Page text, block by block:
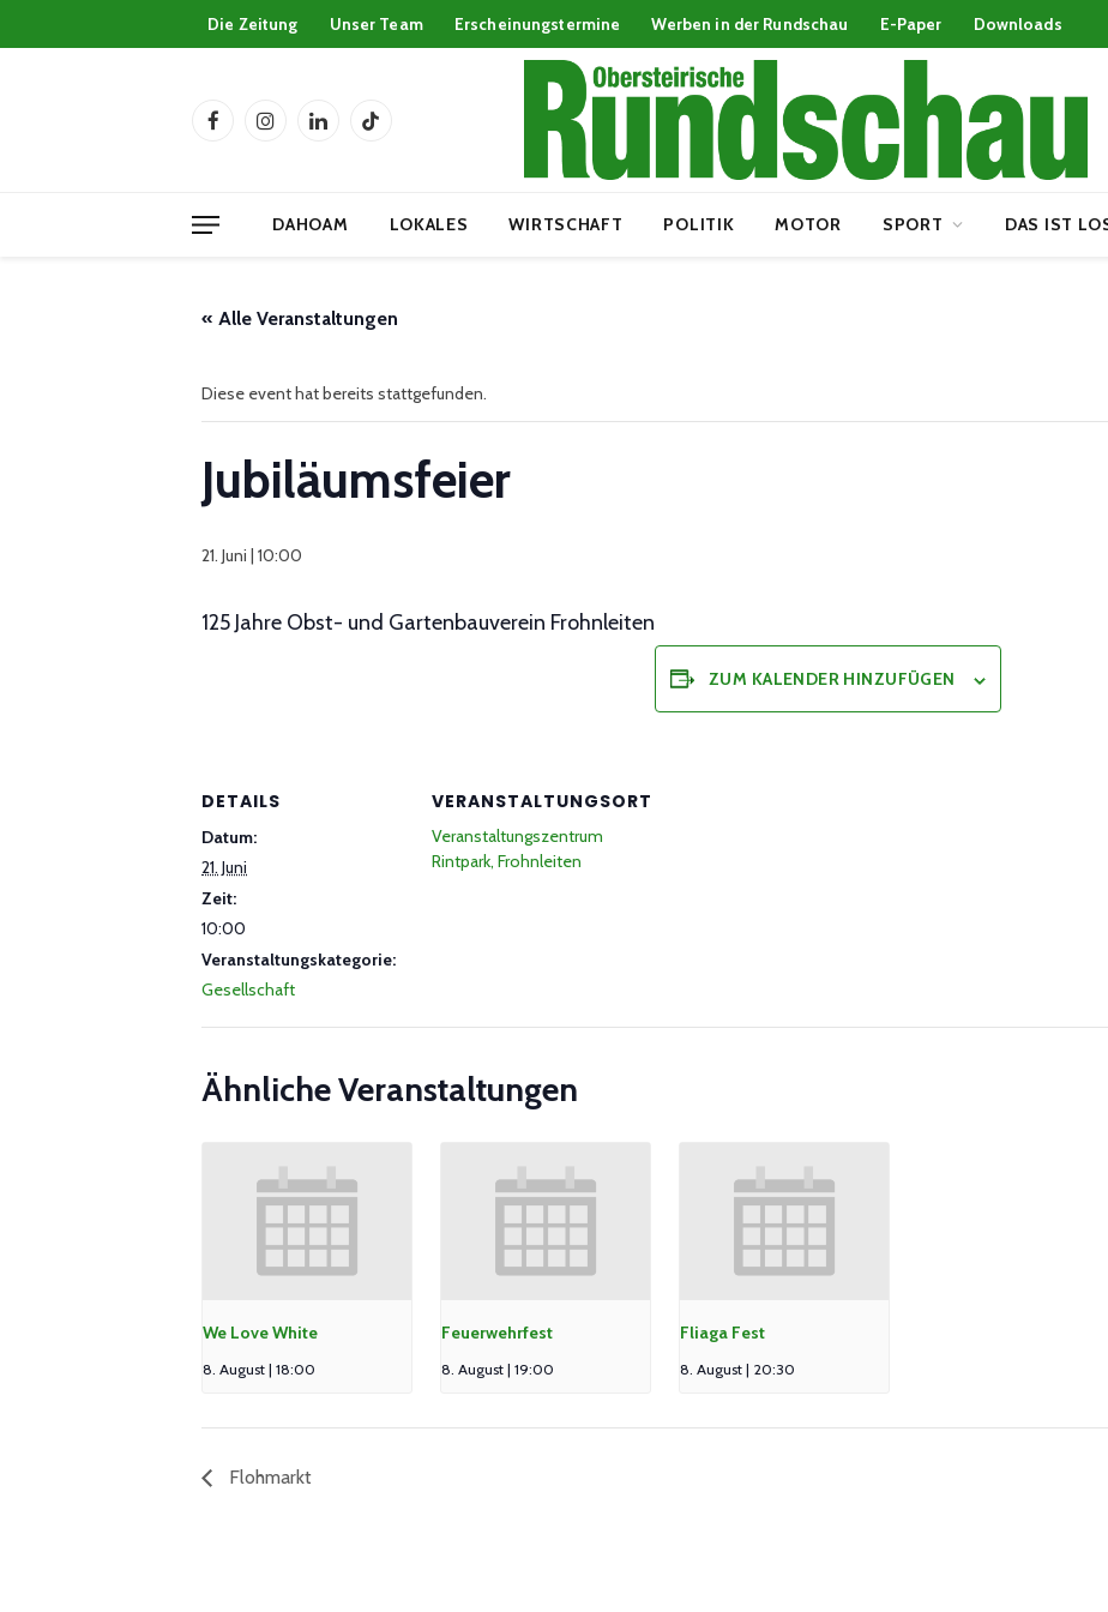
Die Zeitung Unser Team Erscheinungstermine Werben in der Rundschau E-Paper Downloads
FacebookInstagramLinkedInTikTok
DAHOAM LOKALES WIRTSCHAFT POLITIK MOTOR SPORT DAS IST
« Alle Veranstaltungen
Diese event hat bereits stattgefunden.
Jubiläumsfeier
21. Juni | 10:00
125 Jahre Obst- und Gartenbauverein Frohnleiten
ZUM KALENDER HINZUFÜGEN
DETAILS
Datum:
21. Juni
Zeit:
10:00
Veranstaltungskategorie:
Gesellschaft
VERANSTALTUNGSORT
Veranstaltungszentrum
Rintpark, Frohnleiten
Ähnliche Veranstaltungen
We Love White
8. August | 18:00
Feuerwehrfest
8. August | 19:00
Fliaga Fest
8. August | 20:30
Flohmarkt